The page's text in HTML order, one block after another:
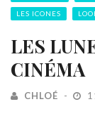
LES ICONES
LES
CINÉMA
CHLOÉ